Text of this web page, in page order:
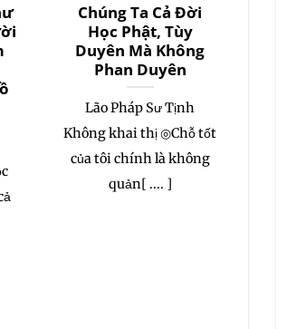
Chúng Ta Cả Đời
Học Phật, Tùy
Duyên Mà Không
Phan Duyên
Lão Pháp Sư Tịnh
Không khai thị ◎Chỗ tốt
của tôi chính là không
quản[ .... ]